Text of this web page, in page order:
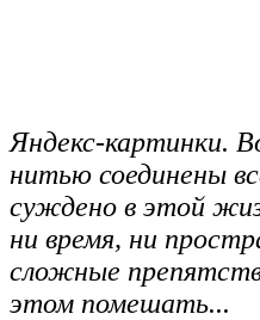
Яндекс-картинки.
нитью соединены
суждено в этой
ни время, ни
сложные
этом помешать...